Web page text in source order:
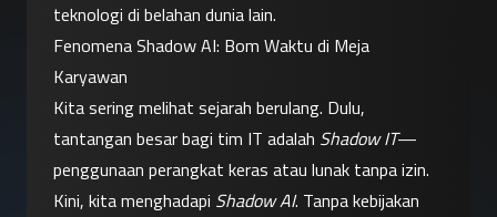
teknologi di belahan dunia lain.
Fenomena Shadow AI: Bom Waktu di Meja
Karyawan
Kita sering melihat sejarah berulang. Dulu,
tantangan besar bagi tim IT adalah Shadow IT—
penggunaan perangkat keras atau lunak tanpa izin.
Kini, kita menghadapi Shadow AI. Tanpa kebijakan